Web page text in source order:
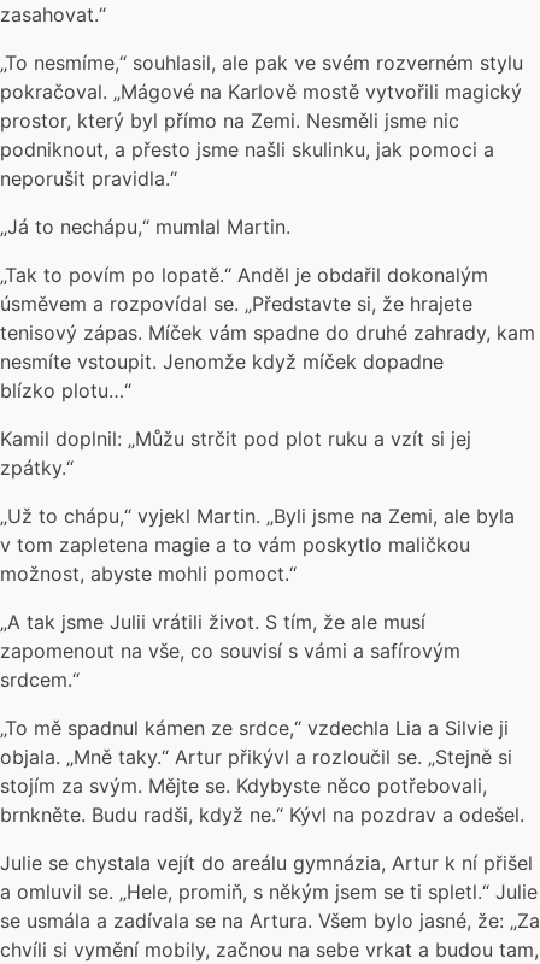
zasahovat.“
„To nesmíme,“ souhlasil, ale pak ve svém rozverném stylu
pokračoval. „Mágové na Karlově mostě vytvořili magický
prostor, který byl přímo na Zemi. Nesměli jsme nic
podniknout, a přesto jsme našli skulinku, jak pomoci a
neporušit pravidla.“
„Já to nechápu,“ mumlal Martin.
„Tak to povím po lopatě.“ Anděl je obdařil dokonalým
úsměvem a rozpovídal se. „Představte si, že hrajete
tenisový zápas. Míček vám spadne do druhé zahrady, kam
nesmíte vstoupit. Jenomže když míček dopadne
blízko plotu…“
Kamil doplnil: „Můžu strčit pod plot ruku a vzít si jej
zpátky.“
„Už to chápu,“ vyjekl Martin. „Byli jsme na Zemi, ale byla
v tom zapletena magie a to vám poskytlo maličkou
možnost, abyste mohli pomoct.“
„A tak jsme Julii vrátili život. S tím, že ale musí
zapomenout na vše, co souvisí s vámi a safírovým
srdcem.“
„To mě spadnul kámen ze srdce,“ vzdechla Lia a Silvie ji
objala. „Mně taky.“ Artur přikývl a rozloučil se. „Stejně si
stojím za svým. Mějte se. Kdybyste něco potřebovali,
brnkněte. Budu radši, když ne.“ Kývl na pozdrav a odešel.
Julie se chystala vejít do areálu gymnázia, Artur k ní přišel
a omluvil se. „Hele, promiň, s někým jsem se ti spletl.“ Julie
se usmála a zadívala se na Artura. Všem bylo jasné, že: „Za
chvíli si vymění mobily, začnou na sebe vrkat a budou tam,